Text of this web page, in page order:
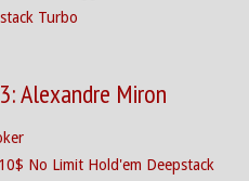
Turbo
Alexandre Miron
No Limit Hold'em Deepstack